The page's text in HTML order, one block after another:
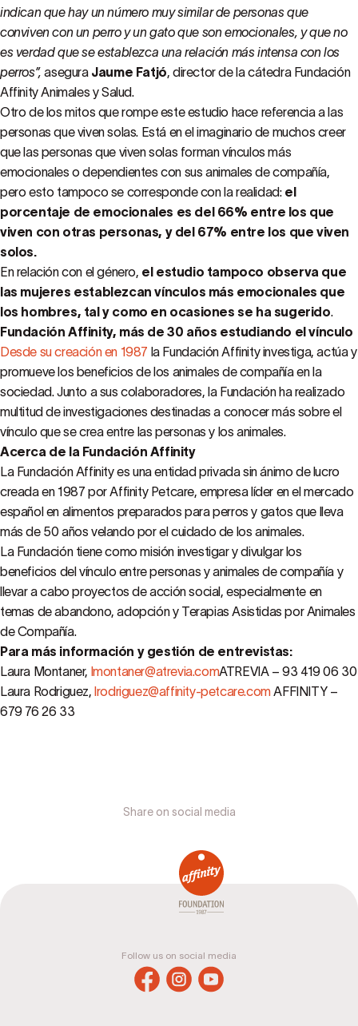
indican que hay un número muy similar de personas que
conviven con un perro y un gato que son emocionales, y que no
es verdad que se establezca una relación más intensa con los
perros”,asegura Jaume Fatjó, director de la cátedra Fundación
Affinity Animales y Salud.
Otro de los mitos que rompe este estudio hace referencia a las
personas que viven solas. Está en el imaginario de muchos creer
que las personas que viven solas forman vínculos más
emocionales o dependientes con sus animales de compañía,
pero esto tampoco se corresponde con la realidad: el
porcentaje de emocionales es del 66% entre los que
viven con otras personas, y del 67% entre los que viven
solos.
En relación con el género, el estudio tampoco observa que
las mujeres establezcan vínculos más emocionales que
los hombres, tal y como en ocasiones se ha sugerido.
Fundación Affinity, más de 30 años estudiando el vínculo
Desde su creación en 1987 la Fundación Affinity investiga, actúa y
promueve los beneficios de los animales de compañía en la
sociedad. Junto a sus colaboradores, la Fundación ha realizado
multitud de investigaciones destinadas a conocer más sobre el
vínculo que se crea entre las personas y los animales.
Acerca de la Fundación Affinity
La Fundación Affinity es una entidad privada sin ánimo de lucro
creada en 1987 por Affinity Petcare, empresa líder en el mercado
español en alimentos preparados para perros y gatos que lleva
más de 50 años velando por el cuidado de los animales.
La Fundación tiene como misión investigar y divulgar los
beneficios del vínculo entre personas y animales de compañía y
llevar a cabo proyectos de acción social, especialmente en
temas de abandono, adopción y Terapias Asistidas por Animales
de Compañía.
Para más información y gestión de entrevistas:
Laura Montaner, lmontaner@atrevia.comATREVIA – 93 419 06 30
Laura Rodriguez,lrodriguez@affinity-petcare.comAFFINITY –
679 76 26 33
Share on social media
Follow us on social media